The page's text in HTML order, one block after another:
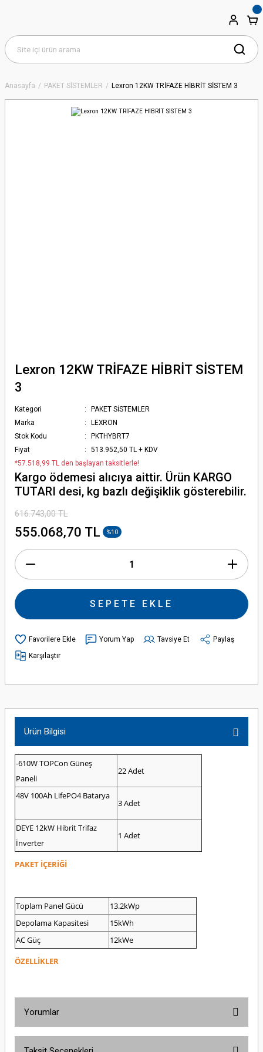
Anasayfa PAKET SİSTEMLER Lexron 12KW TRİFAZE HİBRİT SİSTEM 3
Lexron 12KW TRİFAZE HİBRİT SİSTEM
3
Kategori
PAKET SİSTEMLER
Marka
LEXRON
Stok Kodu
PKTHYBRT7
Fiyat
513.952,50 TL + KDV
*57.518,99 TL den başlayan taksitlerle!
Kargo ödemesi alıcıya aittir. Ürün KARGO
TUTARI desi, kg bazlı değişiklik gösterebilir.
616.743,00 TL
555.068,70 TL %10
SEPETE EKLE
Yorum Yap Tavsiye Et
Paylaş
Karşılaştır
Ürün Bilgisi
PAKET İÇERİĞİ
-610W TOPCon Güneş
Paneli
22 Adet
48V 100Ah LifePO4 Batarya
3 Adet
DEYE 12kW Hibrit Trifaz
İnverter
1 Adet
ÖZELLİKLER
Toplam Panel Gücü
13.2kWp
Depolama Kapasitesi
15kWh
AC Güç
12kWe
Yorumlar